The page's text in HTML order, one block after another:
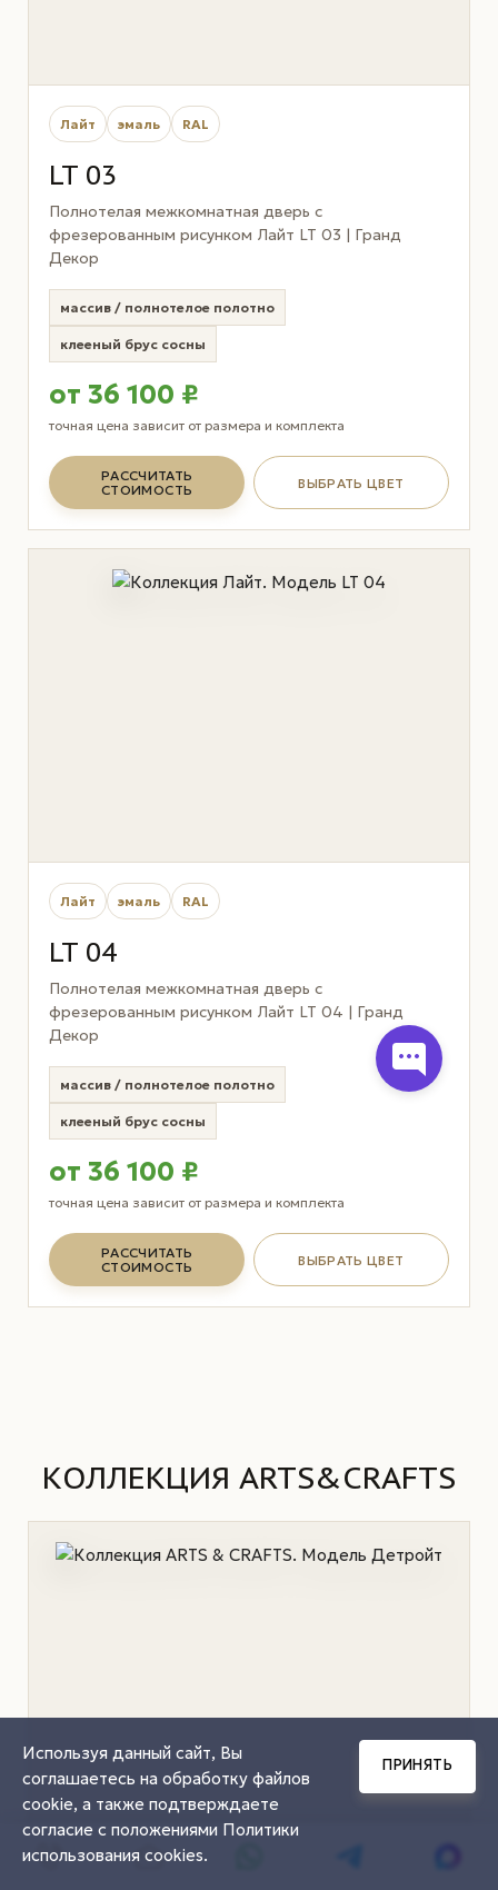
Лайт эмаль RAL
LT 03
Полнотелая межкомнатная дверь с
фрезерованным рисунком Лайт LT 03 | Гранд
Декор
массив / полнотелое полотно
клееный брус сосны
от 36 100 ₽
точная цена зависит от размера и комплекта
РАССЧИТАТЬ
СТОИМОСТЬ
ВЫБРАТЬ ЦВЕТ
Лайт эмаль RAL
LT 04
Полнотелая межкомнатная дверь с
фрезерованным рисунком Лайт LT 04 | Гранд
Декор
массив / полнотелое полотно
клееный брус сосны
от 36 100 ₽
точная цена зависит от размера и комплекта
РАССЧИТАТЬ
СТОИМОСТЬ
ВЫБРАТЬ ЦВЕТ
КОЛЛЕКЦИЯ ARTS&CRAFTS
Используя данный сайт, Вы
соглашаетесь на обработку файлов
cookie, а также подтверждаете
согласие с положениями Политики
использования cookies.
ПРИНЯТЬ